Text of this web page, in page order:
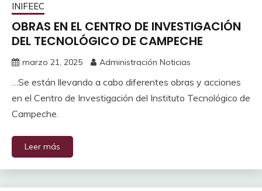
INIFEEC
OBRAS EN EL CENTRO DE INVESTIGACIÓN
DEL TECNOLÓGICO DE CAMPECHE
marzo 21, 2025 Administración Noticias
…Se están llevando a cabo diferentes obras y acciones
en el Centro de Investigación del Instituto Tecnológico de
Campeche.
Leer más